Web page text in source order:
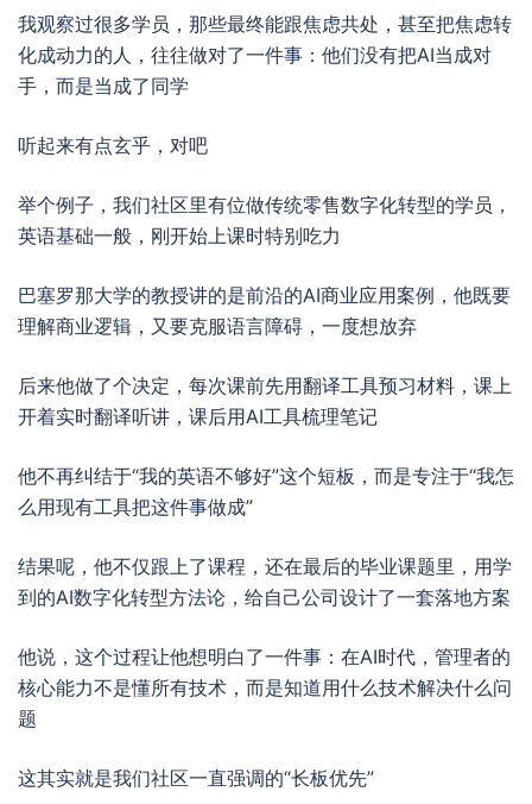
我观察过很多学员，那些最终能跟焦虑共处，甚至把焦虑转
化成动力的人，往往做对了一件事：他们没有把AI当成对
手，而是当成了同学
听起来有点玄乎，对吧
举个例子，我们社区里有位做传统零售数字化转型的学员，
英语基础一般，刚开始上课时特别吃力
巴塞罗那大学的教授讲的是前沿的AI商业应用案例，他既要
理解商业逻辑，又要克服语言障碍，一度想放弃
后来他做了个决定，每次课前先用翻译工具预习材料，课上
开着实时翻译听讲，课后用AI工具梳理笔记
他不再纠结于“我的英语不够好”这个短板，而是专注于“我怎
么用现有工具把这件事做成”
结果呢，他不仅跟上了课程，还在最后的毕业课题里，用学
到的AI数字化转型方法论，给自己公司设计了一套落地方案
他说，这个过程让他想明白了一件事：在AI时代，管理者的
核心能力不是懂所有技术，而是知道用什么技术解决什么问
题
这其实就是我们社区一直强调的“长板优先”